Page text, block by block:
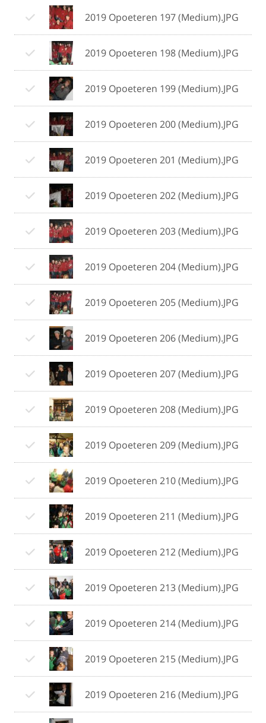
2019 Opoeteren 197 (Medium).JPG
2019 Opoeteren 198 (Medium).JPG
2019 Opoeteren 199 (Medium).JPG
2019 Opoeteren 200 (Medium).JPG
2019 Opoeteren 201 (Medium).JPG
2019 Opoeteren 202 (Medium).JPG
2019 Opoeteren 203 (Medium).JPG
2019 Opoeteren 204 (Medium).JPG
2019 Opoeteren 205 (Medium).JPG
2019 Opoeteren 206 (Medium).JPG
2019 Opoeteren 207 (Medium).JPG
2019 Opoeteren 208 (Medium).JPG
2019 Opoeteren 209 (Medium).JPG
2019 Opoeteren 210 (Medium).JPG
2019 Opoeteren 211 (Medium).JPG
2019 Opoeteren 212 (Medium).JPG
2019 Opoeteren 213 (Medium).JPG
2019 Opoeteren 214 (Medium).JPG
2019 Opoeteren 215 (Medium).JPG
2019 Opoeteren 216 (Medium).JPG